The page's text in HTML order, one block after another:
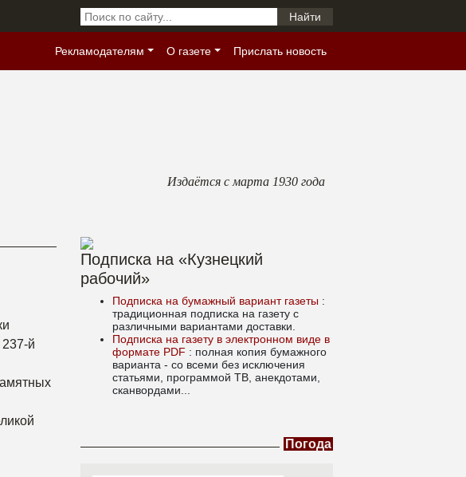
Рекламодателям О газете Прислать новость
Издаётся с марта 1930 года
й
Подписка на «Кузнецкий
рабочий»
Подписка на бумажный вариант газеты :
традиционная подписка на газету с
различными вариантами доставки.
Подписка на газету в электронном виде в
формате PDF : полная копия бумажного
варианта - со всеми без исключения
статьями, программой ТВ, анекдотами,
сканвордами...
Погода